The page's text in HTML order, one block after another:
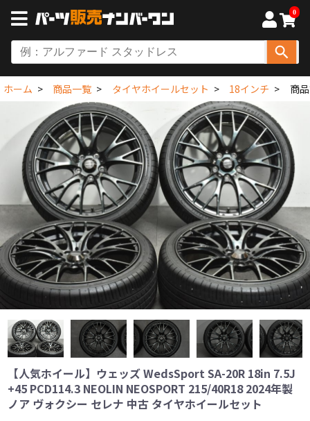
0
ホーム 商品一覧 タイヤホイールセット 18インチ 商
【人気ホイール】ウェッズ WedsSport SA-20R 18in 7.5J
+45 PCD114.3 NEOLIN NEOSPORT 215/40R18 2024年製
ノア ヴォクシー セレナ 中古 タイヤホイールセット